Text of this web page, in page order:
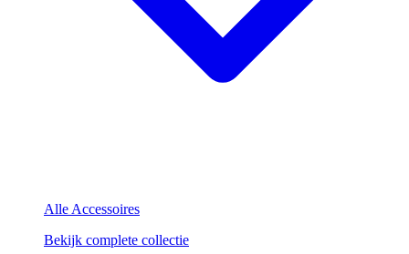
Alle Accessoires
Bekijk complete collectie